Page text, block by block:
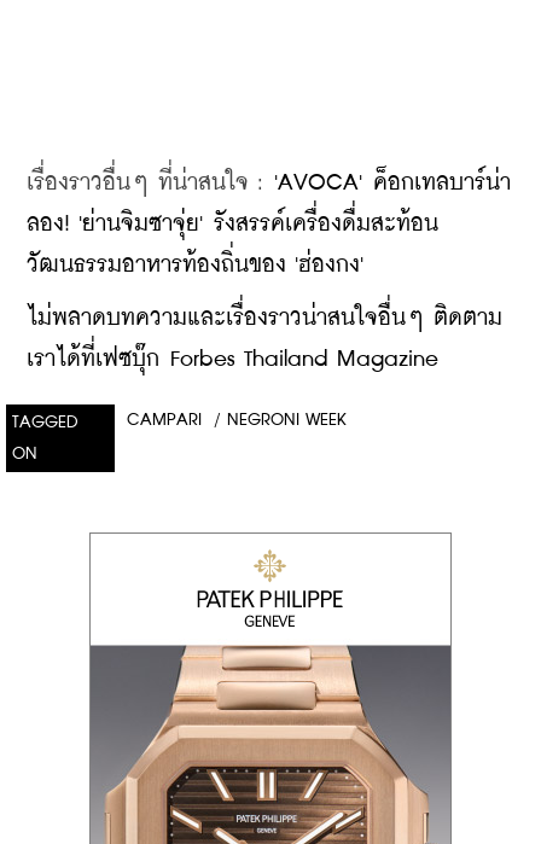
เรื่องราวอื่นๆ ที่น่าสนใจ : 'AVOCA' ค็อกเทลบาร์น่า
ลอง! 'ย่านจิมซาจุ่ย' รังสรรค์เครื่องดื่มสะท้อน
วัฒนธรรมอาหารท้องถิ่นของ 'ฮ่องกง'
ไม่พลาดบทความและเรื่องราวน่าสนใจอื่นๆ ติดตาม
เราได้ที่เฟซบุ๊ก Forbes Thailand Magazine
TAGGED
ON
CAMPARI / NEGRONI WEEK